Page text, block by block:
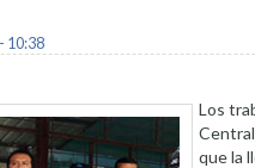
10:38
Los
que la